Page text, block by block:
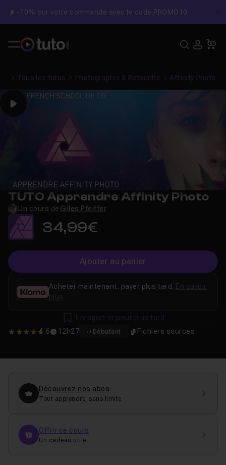
-10% sur votre commande avec le code PROMO10
Tous les tutos Photographie & Retouche Affinity Photo
Play
TUTO Apprendre Affinity Photo
Un cours de Gilles Pfeiffer
34,99€
Ajouter au panier
4.6282051282051
4,6 12h27 Débutant Fichiers sources
Acheter maintenant, payer plus tard.
plus
Enregistrer pour plus tard
Découvrez nos abos
Tout apprendre, sans limite
Offrir ce cours
Un cadeau utile.